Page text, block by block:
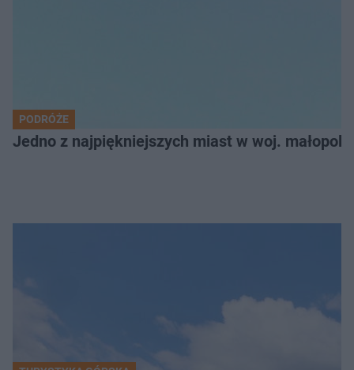
PODRÓŻE
Jedno z najpiękniejszych miast w woj.